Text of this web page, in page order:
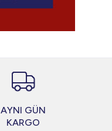
AYNI GÜN
KARGO